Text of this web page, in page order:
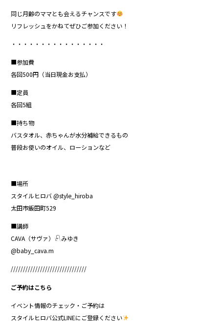
同じ月齢のママとも会えるチャンスです
リフレッシュをかねてぜひご参加ください！
・・・・・・・・・・・・・・・・
■参加費
各回500円（当日現金お支払）
■定員
各回5組
■持ち物
バスタオル、赤ちゃんが水分補給できるもの
普段お使いのオイル、ローションなど
■場所
スタイルヒロバ @style_hiroba
太田市飯田町529
■講師
CAVA（サヴァ）𓍯みゆき
@baby_cava.m
///////////////////////////////
ご予約はこちら
イベント情報のチェック・ご予約は
スタイルヒロバ公式LINEにご登録ください